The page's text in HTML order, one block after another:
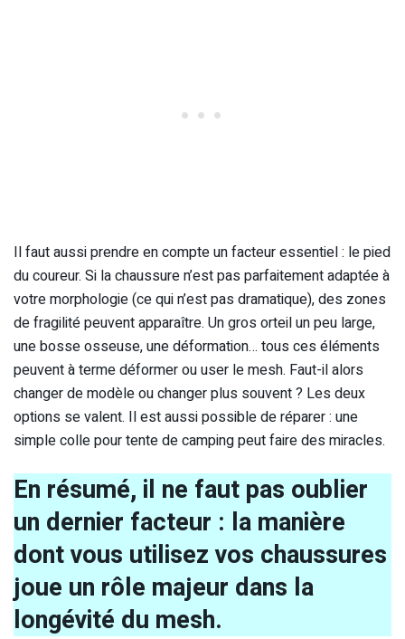
Il faut aussi prendre en compte un facteur essentiel : le pied
du coureur. Si la chaussure n’est pas parfaitement adaptée à
votre morphologie (ce qui n’est pas dramatique), des zones
de fragilité peuvent apparaître. Un gros orteil un peu large,
une bosse osseuse, une déformation… tous ces éléments
peuvent à terme déformer ou user le mesh. Faut-il alors
changer de modèle ou changer plus souvent ? Les deux
options se valent. Il est aussi possible de réparer : une
simple colle pour tente de camping peut faire des miracles.
En résumé, il ne faut pas oublier
un dernier facteur : la manière
dont vous utilisez vos chaussures
joue un rôle majeur dans la
longévité du mesh.